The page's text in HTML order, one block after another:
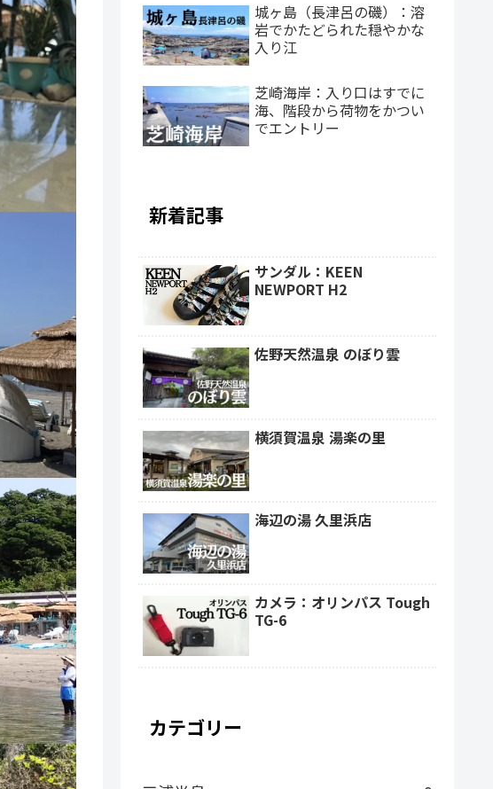
城ヶ島（長津呂の磯）：溶
岩でかたどられた穏やかな
入り江
芝崎海岸：入り口はすでに
海、階段から荷物をかつい
でエントリー
新着記事
サンダル：KEEN
NEWPORT H2
佐野天然温泉 のぼり雲
横須賀温泉 湯楽の里
海辺の湯 久里浜店
カメラ：オリンパス Tough
TG-6
カテゴリー